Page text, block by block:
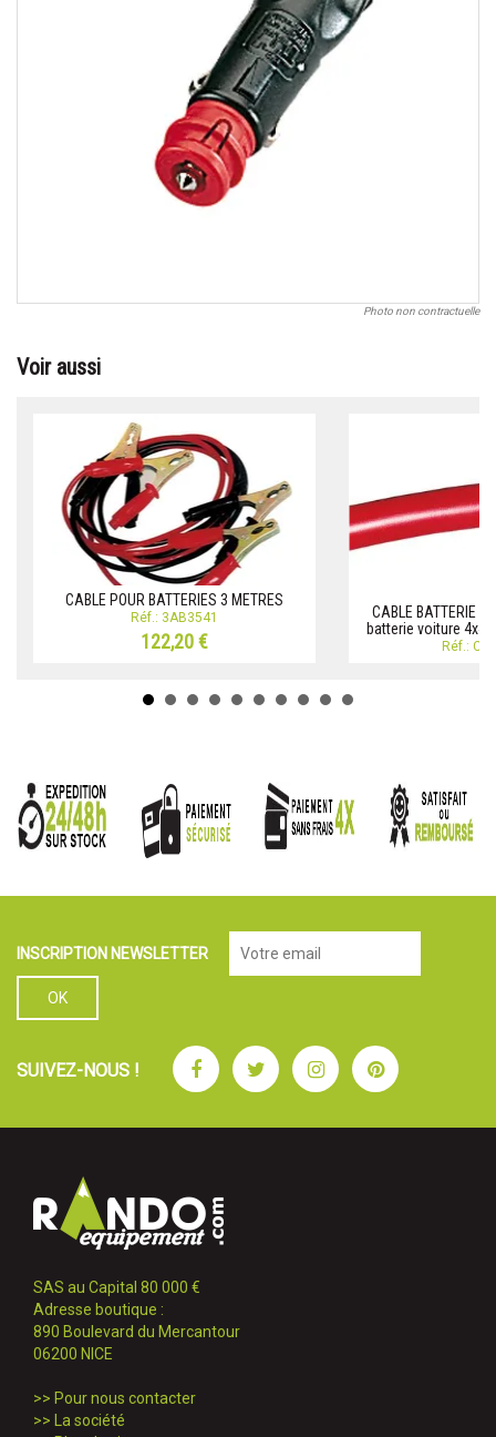
Photo non contractuelle
Voir aussi
CABLE POUR BATTERIES 3 METRES
Réf.: 3AB3541
122,20 €
CABLE BATTERIE
batterie voiture 4x4
Réf.:
INSCRIPTION NEWSLETTER
SUIVEZ-NOUS ! FacebookTwitterInstagramPinterest
SAS au Capital 80 000 €
Adresse boutique :
890 Boulevard du Mercantour
06200 NICE
>> Pour nous contacter
>> La société